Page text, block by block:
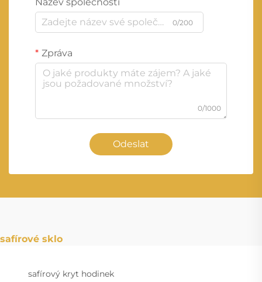
0/200
Zpráva
0/1000
Odeslat
safírové sklo
safírový kryt hodinek